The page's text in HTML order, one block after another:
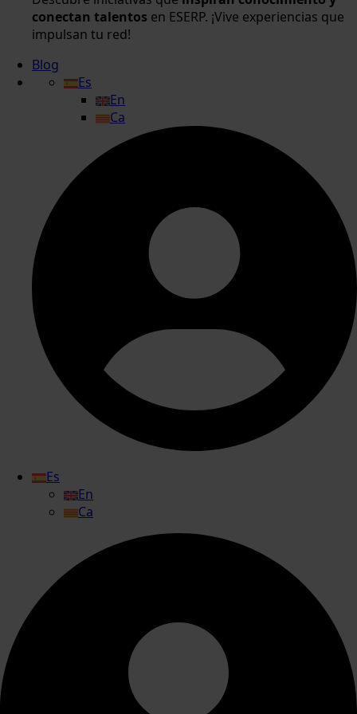
conectan talentos en ESERP. ¡Vive experiencias que
impulsan tu red!
Blog
Es
En
Ca
Es
En
Ca